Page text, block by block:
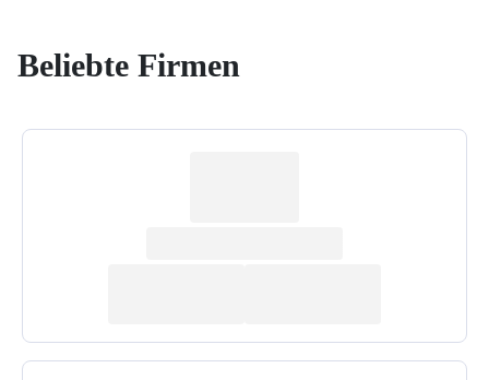
Beliebte Firmen